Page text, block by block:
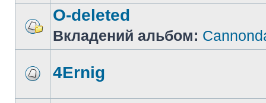
O-deleted
Вкладений альбом:
4Ernig